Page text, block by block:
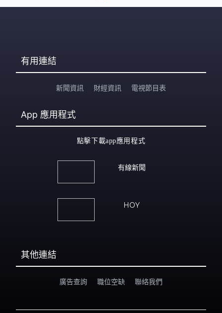
有用連結
新聞資訊 財經資訊 電視節目表
App 應用程式
點擊下載app應用程式
有線新聞
HOY
其他連結
廣告查詢 職位空缺 聯絡我們